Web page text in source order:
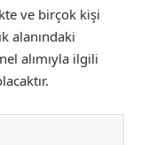
ve birçok kişi
alanındaki
alımıyla ilgili